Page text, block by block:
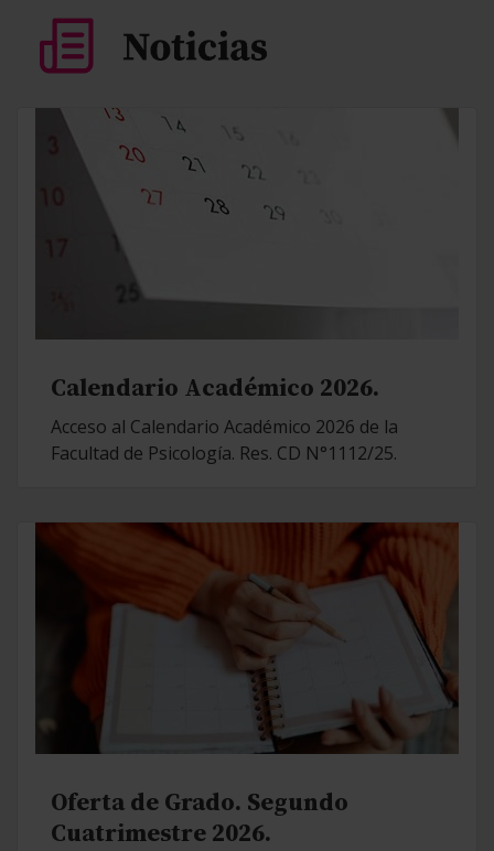
Calendario Académico 2026.
Acceso al Calendario Académico 2026 de la
Facultad de Psicología. Res. CD N°1112/25.
Oferta de Grado. Segundo
Cuatrimestre 2026.